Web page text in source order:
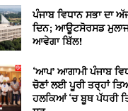
ਪੰਜਾਬ ਵਿਧਾਨ ਸਭਾ ਦਾ
ਦਿਨ; ਆਊਟਸੋਰਸਡ
ਆਵੇਗਾ ਬਿੱਲ!
‘ਆਪ’ ਆਗਾਮੀ ਪੰਜਾਬ
ਚੋਣਾਂ ਲਈ ਪੂਰੀ ਤਰ੍ਹਾਂ
ਹਲਕਿਆਂ ‘ਚ ਬੂਥ ਪੱਧਰੀ